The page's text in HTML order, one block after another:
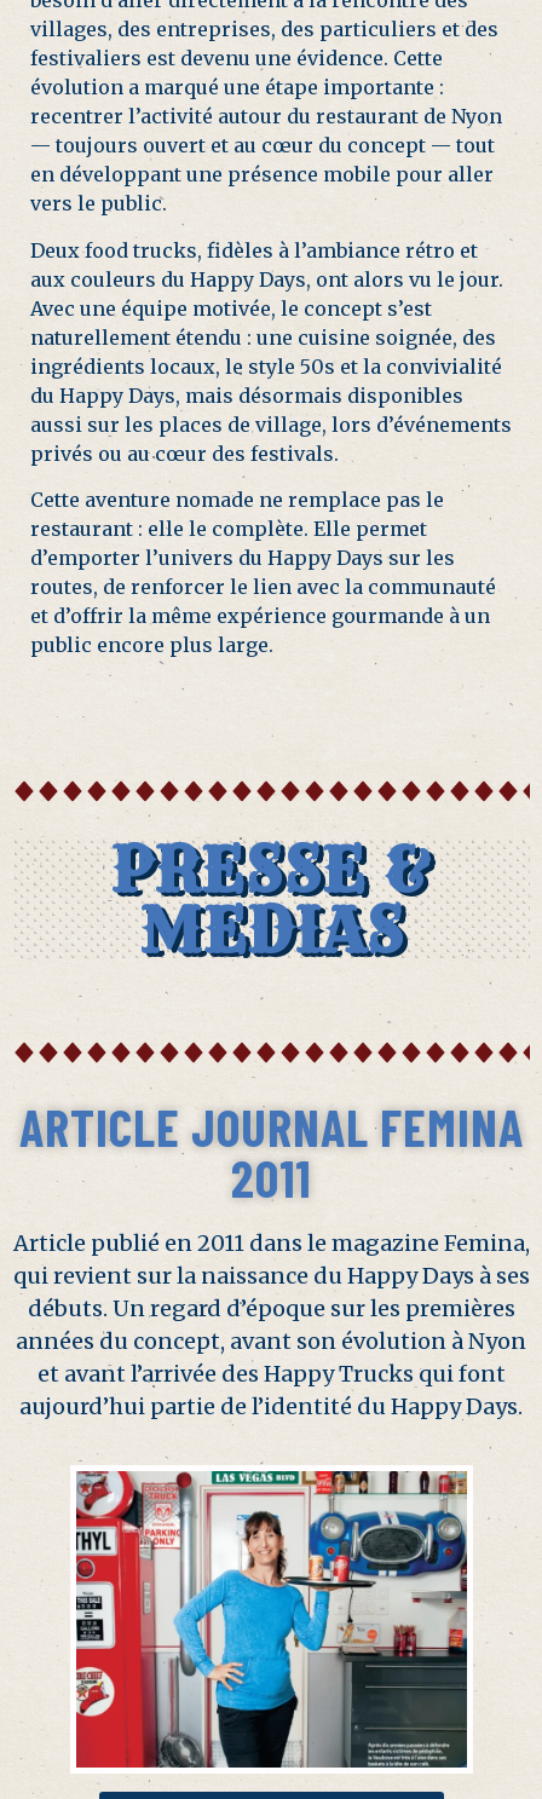
villages, des entreprises, des particuliers et des
festivaliers est devenu une évidence. Cette
évolution a marqué une étape importante :
recentrer l’activité autour du restaurant de Nyon
— toujours ouvert et au cœur du concept — tout
en développant une présence mobile pour aller
vers le public.
Deux food trucks, fidèles à l’ambiance rétro et
aux couleurs du Happy Days, ont alors vu le jour.
Avec une équipe motivée, le concept s’est
naturellement étendu : une cuisine soignée, des
ingrédients locaux, le style 50s et la convivialité
du Happy Days, mais désormais disponibles
aussi sur les places de village, lors d’événements
privés ou au cœur des festivals.
Cette aventure nomade ne remplace pas le
restaurant : elle le complète. Elle permet
d’emporter l’univers du Happy Days sur les
routes, de renforcer le lien avec la communauté
et d’offrir la même expérience gourmande à un
public encore plus large.
PRESSE &
MEDIAS
ARTICLE JOURNAL FEMINA
2011​
Article publié en 2011 dans le magazine Femina,
qui revient sur la naissance du Happy Days à ses
débuts. Un regard d’époque sur les premières
années du concept, avant son évolution à Nyon
et avant l’arrivée des Happy Trucks qui font
aujourd’hui partie de l’identité du Happy Days.